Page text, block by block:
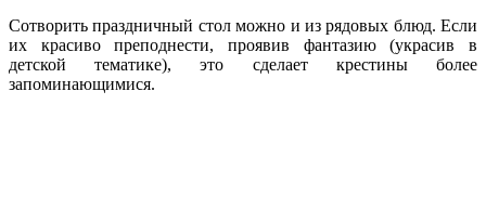
Сотворить праздничный стол можно и из рядовых блюд. Если
их красиво преподнести, проявив фантазию (украсив в
детской тематике), это сделает крестины более
запоминающимися.